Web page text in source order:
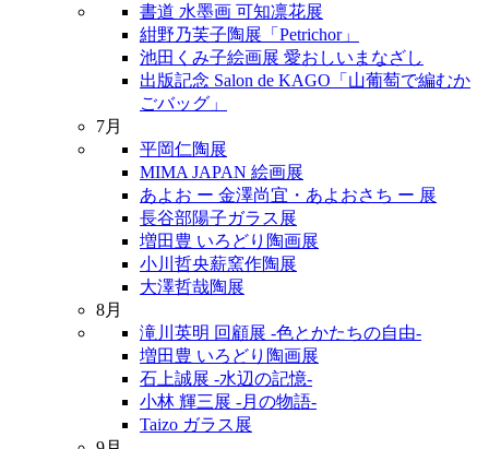
書道 水墨画 可知凛花展
紺野乃芙子陶展「Petrichor」
池田くみ子絵画展 愛おしいまなざし
出版記念 Salon de KAGO「山葡萄で編むか
ごバッグ」
7月
平岡仁陶展
MIMA JAPAN 絵画展
あよお ー 金澤尚宜・あよおさち ー 展
長谷部陽子ガラス展
増田豊 いろどり陶画展
小川哲央薪窯作陶展
大澤哲哉陶展
8月
滝川英明 回顧展 -色とかたちの自由-
増田豊 いろどり陶画展
石上誠展 -水辺の記憶-
小林 輝三展 -月の物語-
Taizo ガラス展